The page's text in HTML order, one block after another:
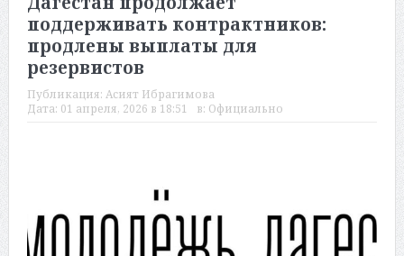
поддерживать контрактников:
продлены выплаты для
резервистов
Публикация: Асият Ибрагимова
Дата: 01 апреля, 2026 в 18:51 в: Официально